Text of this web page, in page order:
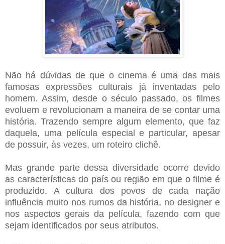
Não há dúvidas de que o cinema é uma das mais
famosas expressões culturais já inventadas pelo
homem. Assim, desde o século passado, os filmes
evoluem e revolucionam a maneira de se contar uma
história. Trazendo sempre algum elemento, que faz
daquela, uma película especial e particular, apesar
de possuir, às vezes, um roteiro clichê.
Mas grande parte dessa diversidade ocorre devido
as características do país ou região em que o filme é
produzido. A cultura dos povos de cada nação
influência muito nos rumos da história, no designer e
nos aspectos gerais da película, fazendo com que
sejam identificados por seus atributos.